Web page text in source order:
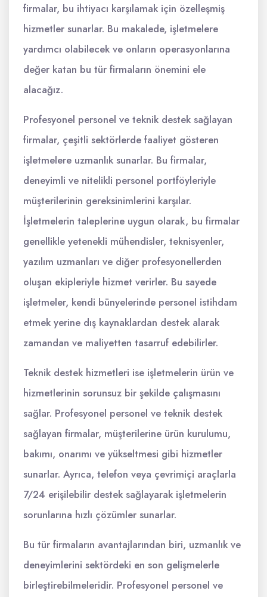
firmalar, bu ihtiyacı karşılamak için özelleşmiş
hizmetler sunarlar. Bu makalede, işletmelere
yardımcı olabilecek ve onların operasyonlarına
değer katan bu tür firmaların önemini ele
alacağız.
Profesyonel personel ve teknik destek sağlayan
firmalar, çeşitli sektörlerde faaliyet gösteren
işletmelere uzmanlık sunarlar. Bu firmalar,
deneyimli ve nitelikli personel portföyleriyle
müşterilerinin gereksinimlerini karşılar.
İşletmelerin taleplerine uygun olarak, bu firmalar
genellikle yetenekli mühendisler, teknisyenler,
yazılım uzmanları ve diğer profesyonellerden
oluşan ekipleriyle hizmet verirler. Bu sayede
işletmeler, kendi bünyelerinde personel istihdam
etmek yerine dış kaynaklardan destek alarak
zamandan ve maliyetten tasarruf edebilirler.
Teknik destek hizmetleri ise işletmelerin ürün ve
hizmetlerinin sorunsuz bir şekilde çalışmasını
sağlar. Profesyonel personel ve teknik destek
sağlayan firmalar, müşterilerine ürün kurulumu,
bakımı, onarımı ve yükseltmesi gibi hizmetler
sunarlar. Ayrıca, telefon veya çevrimiçi araçlarla
7/24 erişilebilir destek sağlayarak işletmelerin
sorunlarına hızlı çözümler sunarlar.
Bu tür firmaların avantajlarından biri, uzmanlık ve
deneyimlerini sektördeki en son gelişmelerle
birleştirebilmeleridir. Profesyonel personel ve